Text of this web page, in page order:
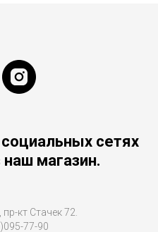
сетях
наш магазин.
кт Стачек 72.
77-90